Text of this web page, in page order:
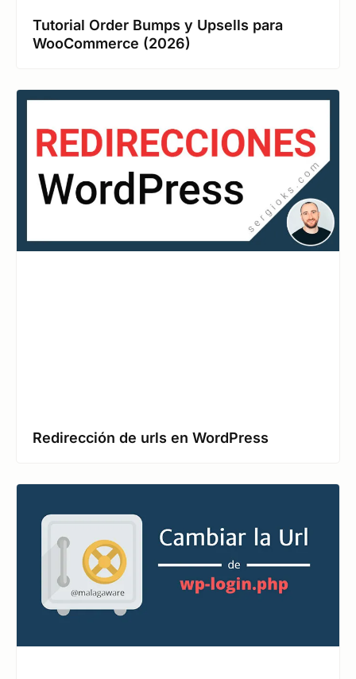
Tutorial Order Bumps y Upsells para
WooCommerce (2026)
Redirección de urls en WordPress